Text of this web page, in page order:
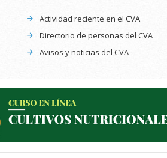
Actividad reciente en el CVA
Directorio de personas del CVA
Avisos y noticias del CVA